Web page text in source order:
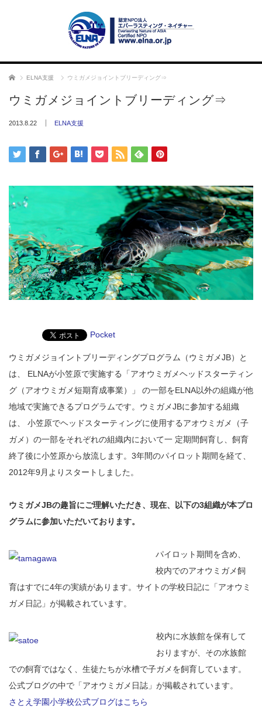
ホーム ELNA支援 ウミガメジョイントブリーディング⇒
ウミガメジョイントブリーディング⇒
2013.8.22 ELNA支援
Pocket
ウミガメジョイントブリーディングプログラム（ウミガメJB）と
は、 ELNAが小笠原で実施する「アオウミガメヘッドスターティン
グ（アオウミガメ短期育成事業）」 の一部をELNA以外の組織が他
地域で実施できるプログラムです。ウミガメJBに参加する組織
は、 小笠原でヘッドスターティングに使用するアオウミガメ（子
ガメ）の一部をそれぞれの組織内において一 定期間飼育し、飼育
終了後に小笠原から放流します。3年間のパイロット期間を経て、
2012年9月よりスタートしました。
ウミガメJBの趣旨にご理解いただき、現在、以下の3組織が本プロ
グラムに参加いただいております。
パイロット期間を含め、
校内でのアオウミガメ飼
育はすでに4年の実績があります。サイトの学校日記に「アオウミ
ガメ日記」が掲載されています。
校内に水族館を保有して
おりますが、その水族館
での飼育ではなく、生徒たちが水槽で子ガメを飼育しています。
公式ブログの中で「アオウミガメ日誌」が掲載されています。
さとえ学園小学校公式ブログはこちら